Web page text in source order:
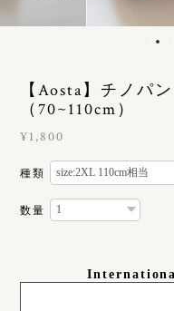
【Aosta】チノパ
（70~110cm）
¥1,800
種類
数量